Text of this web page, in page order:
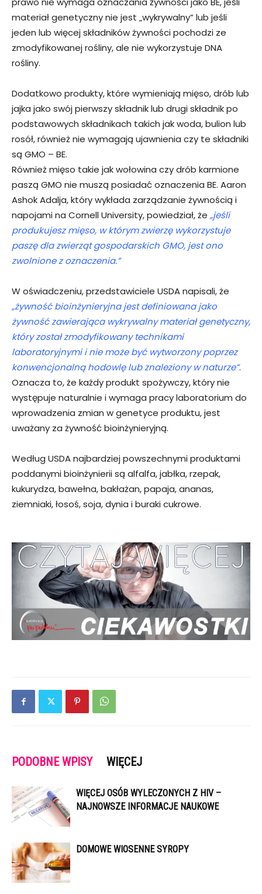
materiał genetyczny nie jest „wykrywalny” lub jeśli
jeden lub więcej składników żywności pochodzi ze
zmodyfikowanej rośliny, ale nie wykorzystuje DNA
rośliny.
Dodatkowo produkty, które wymieniają mięso, drób lub
jajka jako swój pierwszy składnik lub drugi składnik po
podstawowych składnikach takich jak woda, bulion lub
rosół, również nie wymagają ujawnienia czy te składniki
są GMO – BE.
Również mięso takie jak wołowina czy drób karmione
paszą GMO nie muszą posiadać oznaczenia BE. Aaron
Ashok Adalja, który wykłada zarządzanie żywnością i
napojami na Cornell University, powiedział, że „jeśli
produkujesz mięso, w którym zwierzę wykorzystuje
paszę dla zwierząt gospodarskich GMO, jest ono
zwolnione z oznaczenia.”
W oświadczeniu, przedstawiciele USDA napisali, że
„żywność bioinżynieryjna jest definiowana jako
żywność zawierająca wykrywalny materiał genetyczny,
który został zmodyfikowany technikami
laboratoryjnymi i nie może być wytworzony poprzez
konwencjonalną hodowlę lub znaleziony w naturze”.
Oznacza to, że każdy produkt spożywczy, który nie
występuje naturalnie i wymaga pracy laboratorium do
wprowadzenia zmian w genetyce produktu, jest
uważany za żywność bioinżynieryjną.
Według USDA najbardziej powszechnymi produktami
poddanymi bioinżynierii są alfalfa, jabłka, rzepak,
kukurydza, bawełna, bakłażan, papaja, ananas,
ziemniaki, łosoś, soja, dynia i buraki cukrowe.
PODOBNE WPISY WIĘCEJ
WIĘCEJ OSÓB WYLECZONYCH Z HIV –
NAJNOWSZE INFORMACJE NAUKOWE
DOMOWE WIOSENNE SYROPY